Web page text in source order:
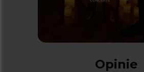
Opinie
KONCERTY WE WROCŁAWIU
KONCERTY W POZNANIU
KONCERTY W WARSZAWIE
Kontakt